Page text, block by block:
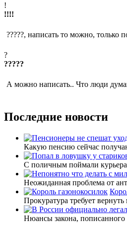
!
!!!!
?????, написать то можно, только
?
?????
А можно написать.. Что люди
Последние новости
Какую пенсию сейчас
С поличным поймали курьера
Неожиданная проблема от
Прокуратура требует
Нюансы закона,